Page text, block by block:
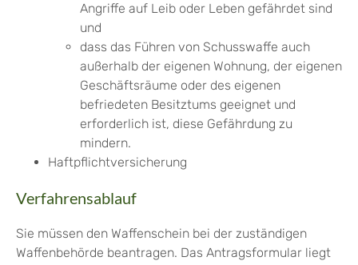
Angriffe auf Leib oder Leben gefährdet sind
und
dass das Führen von Schusswaffe auch
außerhalb der eigenen Wohnung, der eigenen
Geschäftsräume oder des eigenen
befriedeten Besitztums geeignet und
erforderlich ist, diese Gefährdung zu
mindern.
Haftpflichtversicherung
Verfahrensablauf
Sie müssen den Waffenschein bei der zuständigen
Waffenbehörde beantragen. Das Antragsformular liegt